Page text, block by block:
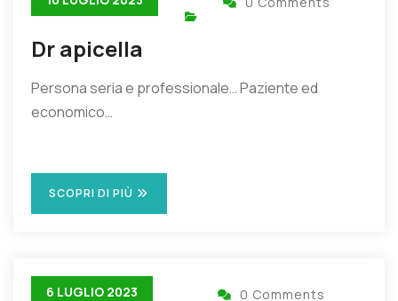
Dr apicella
Persona seria e professionale… Paziente ed
economico…
SCOPRI DI PIÙ
6 LUGLIO 2023 0 Comments